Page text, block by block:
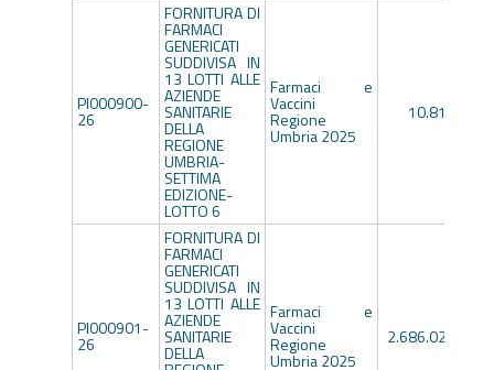
PI000900-
26
FORNITURA DI
FARMACI
GENERICATI
SUDDIVISA IN
13 LOTTI ALLE
AZIENDE
SANITARIE
DELLA
REGIONE
UMBRIA-
SETTIMA
EDIZIONE-
LOTTO 6
Farmaci e
Vaccini
Regione
Umbria 2025
10.816,51€
PI000901-
26
FORNITURA DI
FARMACI
GENERICATI
SUDDIVISA IN
13 LOTTI ALLE
AZIENDE
SANITARIE
DELLA
Farmaci e
Vaccini
Regione
Umbria 2025
2.686.022,40€